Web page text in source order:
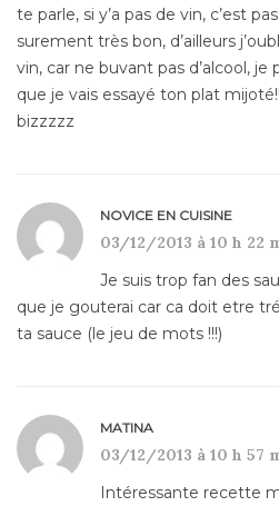
te parle, si y’a pas de vin, c’est
surement très bon, d’ailleurs
vin, car ne buvant pas d’alcool, je
que je vais essayé ton plat
bizzzzz
NOVICE EN CUISINE
03/12/2013 à 10 h 22
Je suis trop fan des
que je gouterai car ca doit etre
ta sauce (le jeu de mots !!!)
MATINA
03/12/2013 à 10 h 57
Intéressante recette